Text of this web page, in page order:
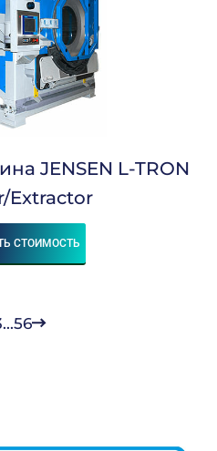
JENSEN L-TRON
Extractor
СТОИМОСТЬ
...56